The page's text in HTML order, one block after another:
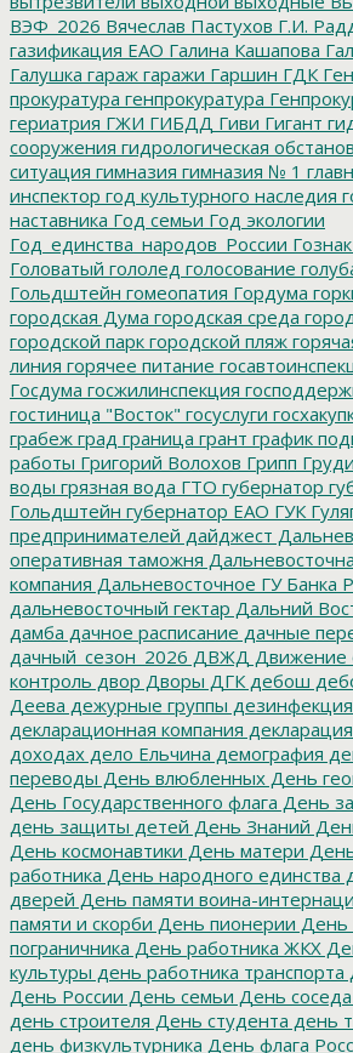
ВЭФ_2026 Вячеслав Пастухов Г.И.
газификация ЕАО Галина Кашапова
Галушка гараж гаражи Гаршин ГДК
прокуратура генпрокуратура
гериатрия ГЖИ ГИБДД Гиви Гигант
сооружения гидрологическая
ситуация гимназия гимназия № 1
инспектор год культурного наследия
наставника Год семьи Год экологии
Год_единства_народов_России Гознак
Головатый гололед голосование
Гольдштейн гомеопатия Гордума
городская Дума городская среда
городской парк городской пляж
линия горячее питание
Госдума госжилинспекция
гостиница "Восток" госуслуги
грабеж град граница грант график
работы Григорий Волохов Грипп
воды грязная вода ГТО губернатор
Гольдштейн губернатор ЕАО ГУК
предпринимателей дайджест
оперативная таможня
компания Дальневосточное ГУ Банка
дальневосточный гектар Дальний
дамба дачное расписание дачные
дачный_сезон_2026 ДВЖД Движение
контроль двор Дворы ДГК дебош
Деева дежурные группы дезинфекция
декларационная компания декларация
доходах дело Ельчина демография
переводы День влюбленных День
День Государственного флага День
день защиты детей День Знаний
День космонавтики День матери
работника День народного единства
дверей День памяти воина-
памяти и скорби День пионерии
пограничника День работника ЖКХ
культуры день работника транспорта
День России День семьи День соседа
день строителя День студента день
день физкультурника День флага